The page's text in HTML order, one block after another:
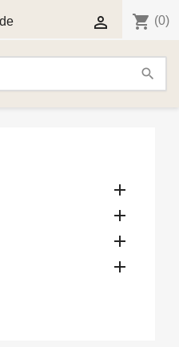
shopping_cart (0)

search



